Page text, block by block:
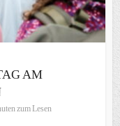
AM
zum Lesen